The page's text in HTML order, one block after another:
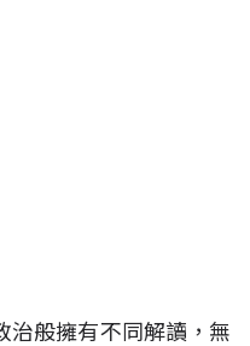
治般擁有不同解讀，無